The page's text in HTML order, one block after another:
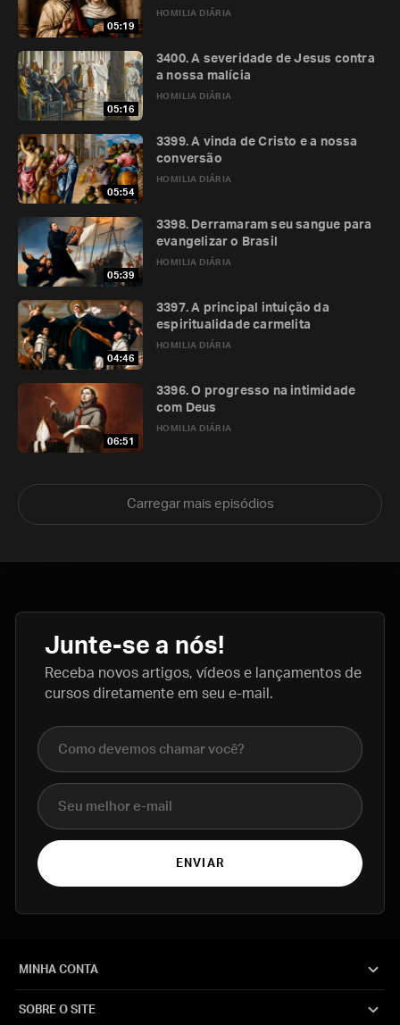
05:19
HOMILIA DIÁRIA
05:16
HOMILIA DIÁRIA
3400. A severidade de Jesus contra
a nossa malícia
05:54
HOMILIA DIÁRIA
3399. A vinda de Cristo e a nossa
conversão
05:39
HOMILIA DIÁRIA
3398. Derramaram seu sangue para
evangelizar o Brasil
04:46
HOMILIA DIÁRIA
3397. A principal intuição da
espiritualidade carmelita
06:51
HOMILIA DIÁRIA
3396. O progresso na intimidade
com Deus
Carregar mais episódios
Junte-se a nós!
Receba novos artigos, vídeos e lançamentos de
cursos diretamente em seu e-mail.
Nome completo
E-mail
ENVIAR
MINHA CONTA
SOBRE O SITE